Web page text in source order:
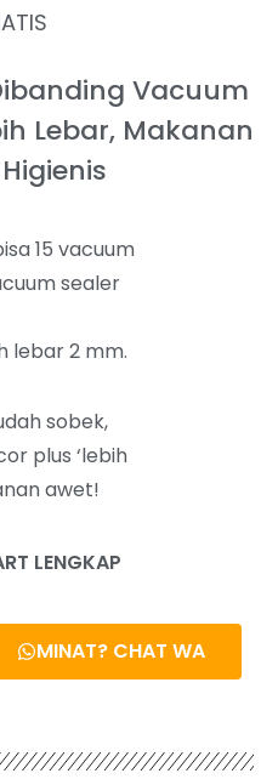
Vacuum
Lebar, Makanan
15 vacuum
sealer
lebar 2 mm.
sobek,
plus ‘lebih
awet!
LENGKAP
MINAT? CHAT WA